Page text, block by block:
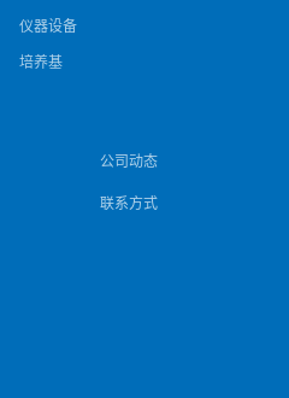
仪器设备
培养基
公司动态
联系方式